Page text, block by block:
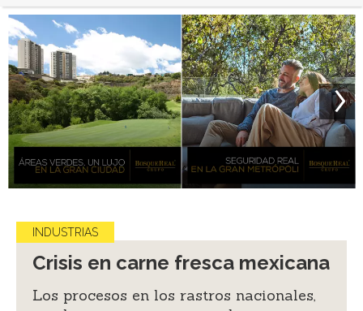
INDUSTRIAS
Crisis en carne fresca mexicana
Los procesos en los rastros nacionales,